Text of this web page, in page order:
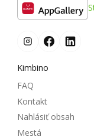
Kimbino
FAQ
Kontakt
Nahlásiť obsah
Mestá